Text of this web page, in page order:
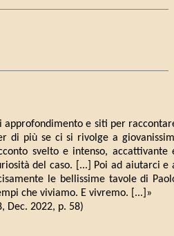
approfondimento e siti per
di più se ci si rivolge a
svelto e intenso, accattivante
del caso. [...] Poi ad aiutarci e
le bellissime tavole di
che viviamo. E vivremo. [...]»
Dec. 2022, p. 58)